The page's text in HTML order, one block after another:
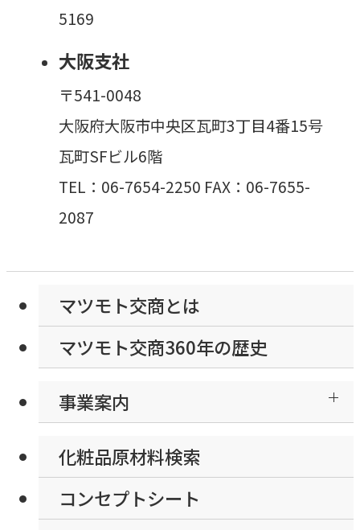
5169
大阪支社
〒541-0048
大阪府大阪市中央区瓦町3丁目4番15号
瓦町SFビル6階
TEL：06-7654-2250 FAX：06-7655-
2087
マツモト交商とは
マツモト交商360年の歴史
事業案内
化粧品原材料検索
コンセプトシート